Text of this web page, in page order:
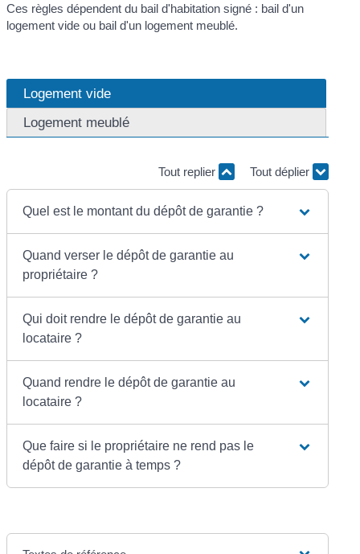
Ces règles dépendent du bail d'habitation signé : bail d'un
logement vide ou bail d'un logement meublé.
Logement vide
Logement meublé
Tout replier Tout déplier
Quel est le montant du dépôt de garantie ?
Quand verser le dépôt de garantie au
propriétaire ?
Qui doit rendre le dépôt de garantie au
locataire ?
Quand rendre le dépôt de garantie au
locataire ?
Que faire si le propriétaire ne rend pas le
dépôt de garantie à temps ?